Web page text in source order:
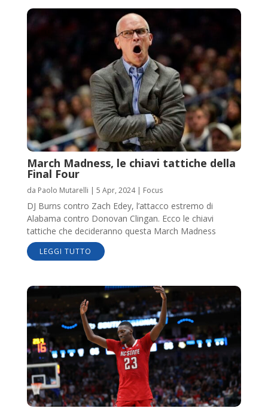
March Madness, le chiavi tattiche della
Final Four
da Paolo Mutarelli | 5 Apr, 2024| Focus
DJ Burns contro Zach Edey, l’attacco estremo di
Alabama contro Donovan Clingan. Ecco le chiavi
tattiche che decideranno questa March Madness
LEGGI TUTTO